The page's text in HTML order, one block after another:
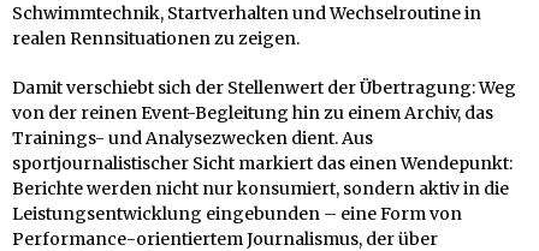
Schwimmtechnik, Startverhalten und Wechselroutine in
realen Rennsituationen zu zeigen.
Damit verschiebt sich der Stellenwert der Übertragung: Weg
von der reinen Event-Begleitung hin zu einem Archiv, das
Trainings- und Analysezwecken dient. Aus
sportjournalistischer Sicht markiert das einen Wendepunkt:
Berichte werden nicht nur konsumiert, sondern aktiv in die
Leistungsentwicklung eingebunden – eine Form von
Performance-orientiertem Journalismus, der über